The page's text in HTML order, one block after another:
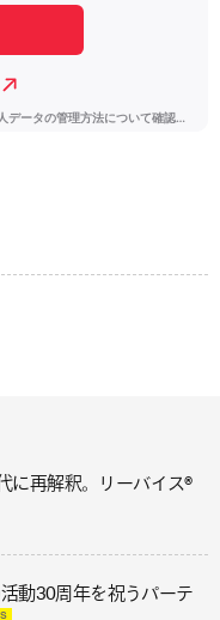
に再解釈。リーバイス®
動30周年を祝うパーテ